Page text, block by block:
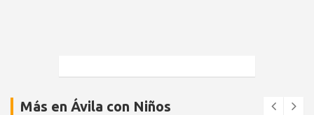
Más en Ávila con Niños